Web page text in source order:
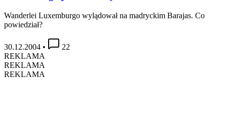
Wanderlei Luxemburgo wylądował na madryckim Barajas. Co
powiedział?
30.12.2004 •
22
REKLAMA
REKLAMA
REKLAMA